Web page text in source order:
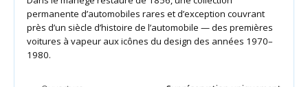
permanente d’automobiles rares et d’exception couvrant
près d’un siècle d’histoire de l’automobile — des premières
voitures à vapeur aux icônes du design des années 1970–
1980.